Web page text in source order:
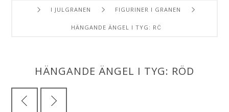
I JULGRANEN FIGURINER I GRANEN
HÄNGANDE ÄNGEL I TYG: RÖD
HÄNGANDE ÄNGEL I TYG: RÖD